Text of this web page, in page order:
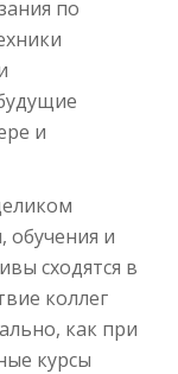
по
и
обучения и
сходятся в
коллег
как при
курсы